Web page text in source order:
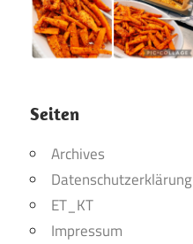
Seiten
Archives
Datenschutzerklärung
ET_KT
Impressum